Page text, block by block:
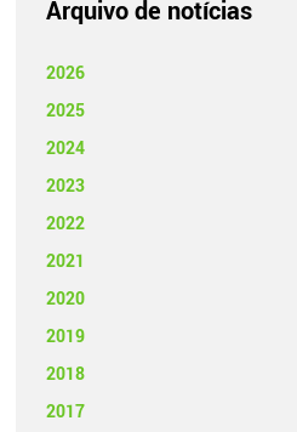
Arquivo de notícias
2026
2025
2024
2023
2022
2021
2020
2019
2018
2017